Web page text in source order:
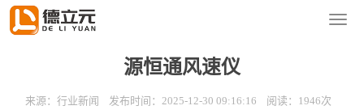
导
您的位置：首页
源恒通风速仪
来源：行业新闻 发布时间：2025-12-30 09:16:16 阅读：1946次